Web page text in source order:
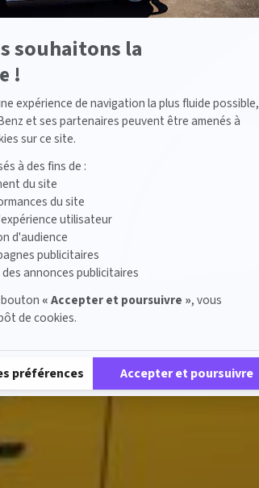
souhaitons la
!
expérience de navigation la plus fluide possible,
et ses partenaires peuvent être amenés à
sur ce site.
à des fins de :
du site
du site
utilisateur
d'audience
publicitaires
annonces publicitaires
bouton « Accepter et poursuivre », vous
de cookies.
préférences Accepter et poursuivre